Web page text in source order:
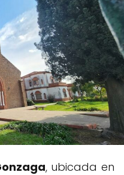
, ubicada en